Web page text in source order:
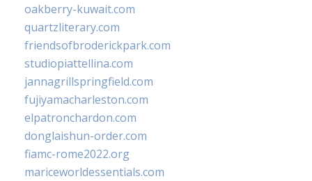
oakberry-kuwait.com
quartzliterary.com
friendsofbroderickpark.com
studiopiattellina.com
jannagrillspringfield.com
fujiyamacharleston.com
elpatronchardon.com
donglaishun-order.com
fiamc-rome2022.org
mariceworldessentials.com